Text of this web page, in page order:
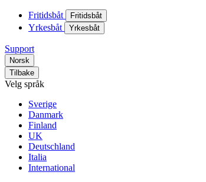
Fritidsbåt Fritidsbåt
Yrkesbåt Yrkesbåt
Support
Norsk
Tilbake
Velg språk
Sverige
Danmark
Finland
UK
Deutschland
Italia
International